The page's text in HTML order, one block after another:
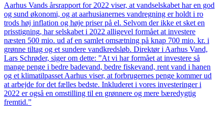
Aarhus Vands årsrapport for 2022 viser, at vandselskabet har en god
og sund økonomi, og at aarhusianernes vandregning er holdt i ro
trods høj inflation og høje priser på el. Selvom der ikke et sket en
prisstigning, har selskabet i 2022 alligevel formået at investere
næsten 500 mio. ud af en samlet omsætning på knap 700 mio. kr. i
grønne tiltag og et sundere vandkredsløb. Direktør i Aarhus Vand,
Lars Schrøder, siger om dette: ”At vi har formået at investere så
mange penge i bedre badevand, bedre fiskevand, rent vand i hanen
og et klimatilpasset Aarhus viser, at forbrugernes penge kommer ud
at arbejde for det fælles bedste. Inkluderet i vores investeringer i
2022 er også en omstilling til en grønnere og mere bæredygtig
fremtid.”